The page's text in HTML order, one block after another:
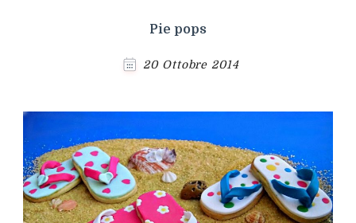
Pie pops
20 Ottobre 2014